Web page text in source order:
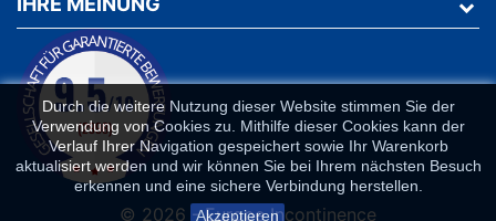
Durch die weitere Nutzung dieser Website stimmen Sie der
Verwendung von Cookies zu. Mithilfe dieser Cookies kann der
Verlauf Ihrer Navigation gespeichert sowie Ihr Warenkorb
aktualisiert werden und wir können Sie bei Ihrem nächsten Besuch
erkennen und eine sichere Verbindung herstellen.
Akzeptieren
© 2026 - Europe Incontinence